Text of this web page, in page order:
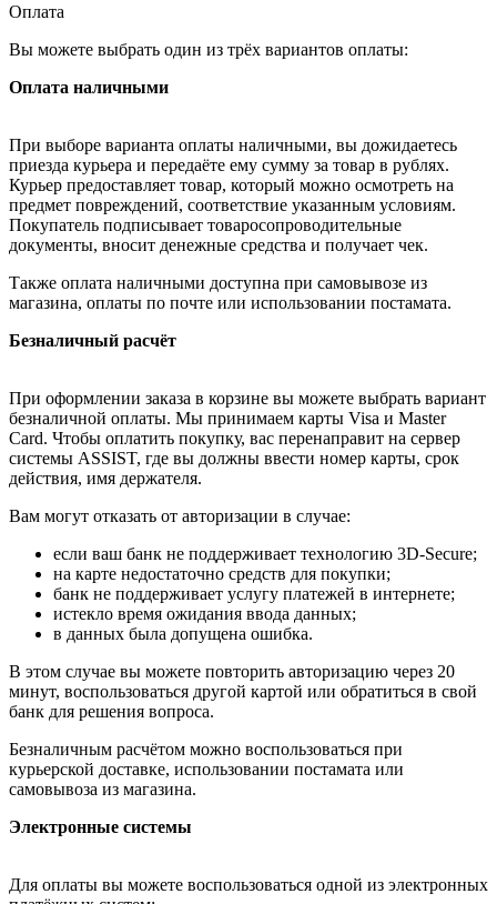
Оплата
Вы можете выбрать один из трёх вариантов оплаты:
Оплата наличными
При выборе варианта оплаты наличными, вы дожидаетесь
приезда курьера и передаёте ему сумму за товар в рублях.
Курьер предоставляет товар, который можно осмотреть на
предмет повреждений, соответствие указанным условиям.
Покупатель подписывает товаросопроводительные
документы, вносит денежные средства и получает чек.
Также оплата наличными доступна при самовывозе из
магазина, оплаты по почте или использовании постамата.
Безналичный расчёт
При оформлении заказа в корзине вы можете выбрать вариант
безналичной оплаты. Мы принимаем карты Visa и Master
Card. Чтобы оплатить покупку, вас перенаправит на сервер
системы ASSIST, где вы должны ввести номер карты, срок
действия, имя держателя.
Вам могут отказать от авторизации в случае:
если ваш банк не поддерживает технологию 3D-Secure;
на карте недостаточно средств для покупки;
банк не поддерживает услугу платежей в интернете;
истекло время ожидания ввода данных;
в данных была допущена ошибка.
В этом случае вы можете повторить авторизацию через 20
минут, воспользоваться другой картой или обратиться в свой
банк для решения вопроса.
Безналичным расчётом можно воспользоваться при
курьерской доставке, использовании постамата или
самовывоза из магазина.
Электронные системы
Для оплаты вы можете воспользоваться одной из электронных